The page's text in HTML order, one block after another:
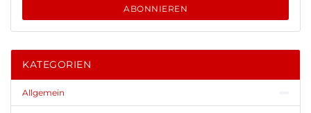
ABONNIEREN
KATEGORIEN
Allgemein